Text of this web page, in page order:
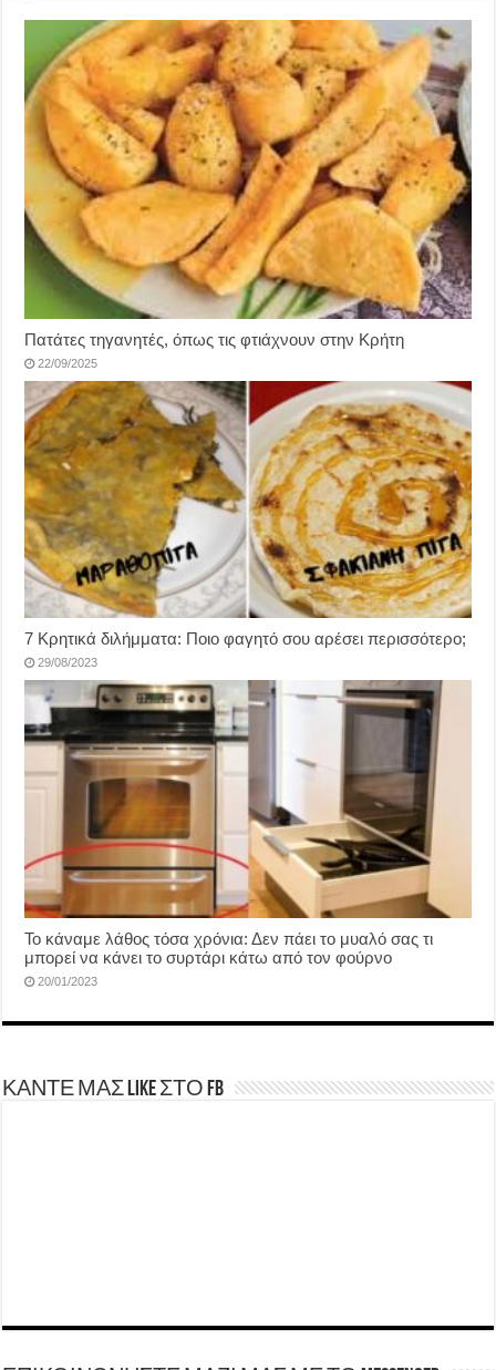
Πατάτες τηγανητές, όπως τις φτιάχνουν στην Κρήτη
22/09/2025
7 Κρητικά διλήμματα: Ποιο φαγητό σου αρέσει περισσότερο;
29/08/2023
Το κάναμε λάθος τόσα χρόνια: Δεν πάει το μυαλό σας τι
μπορεί να κάνει το συρτάρι κάτω από τον φούρνο
20/01/2023
ΚΑΝΤΕ ΜΑΣ LIKE ΣΤΟ FB